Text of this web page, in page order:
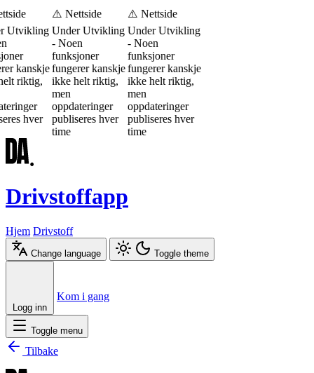
Utvikling
kanskje
riktig,
hver
⚠️ Nettside
Under Utvikling
- Noen
funksjoner
fungerer kanskje
ikke helt riktig,
men
oppdateringer
publiseres hver
time
⚠️ Nettside
Under Utvikling
- Noen
funksjoner
fungerer kanskje
ikke helt riktig,
men
oppdateringer
publiseres hver
time
Drivstoffapp
Hjem Drivstoff
Change language Toggle theme
Logg inn
Kom i gang
Toggle menu
Tilbake